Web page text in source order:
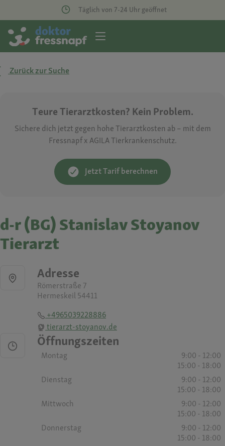
Täglich von 7-24 Uhr geöffnet
Zurück zur Suche
Teure Tierarztkosten? Kein Problem.
Sichere dich jetzt gegen hohe Tierarztkosten ab – mit dem
Fressnapf x AGILA Tierkrankenschutz.
Jetzt Tarif berechnen
d-r (BG) Stanislav Stoyanov
Tierarzt
Adresse
Römerstraße 7
Hermeskeil 54411
+4965039228886
tierarzt-stoyanov.de
Öffnungszeiten
Montag
9:00 - 12:00
15:00 - 18:00
Dienstag
9:00 - 12:00
15:00 - 18:00
Mittwoch
9:00 - 12:00
15:00 - 18:00
Donnerstag
9:00 - 12:00
15:00 - 18:00